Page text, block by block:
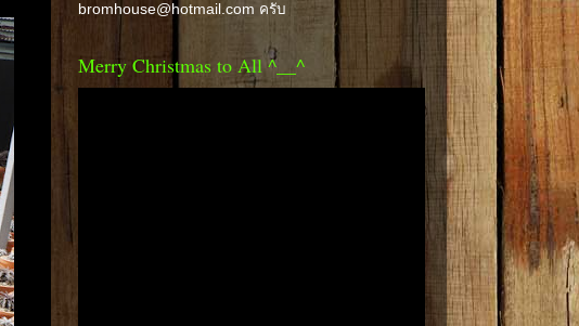
bromhouse@hotmail.com ครับ
Merry Christmas to All ^__^